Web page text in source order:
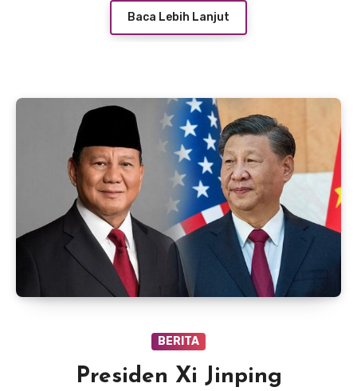
Baca Lebih Lanjut
BERITA
Presiden Xi Jinping